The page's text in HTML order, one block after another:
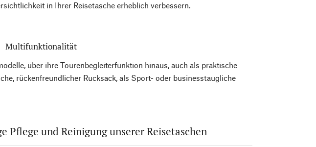
in Ihrer Reisetasche erheblich verbessern.
Multifunktionalität
über ihre Tourenbegleiterfunktion hinaus, auch als praktische
rückenfreundlicher Rucksack, als Sport- oder businesstaugliche
Pflege und Reinigung unserer Reisetaschen